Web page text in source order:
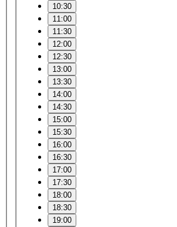
10:30
11:00
11:30
12:00
12:30
13:00
13:30
14:00
14:30
15:00
15:30
16:00
16:30
17:00
17:30
18:00
18:30
19:00